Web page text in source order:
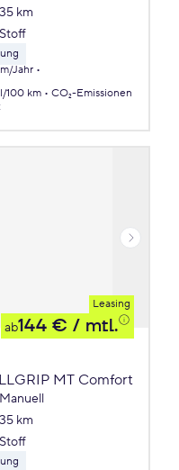
35 km
Stoff
Jahr
100 km
CO₂-Emissionen
Leasing
ab144 € / mtl.
MT Comfort
Manuell
35 km
Stoff